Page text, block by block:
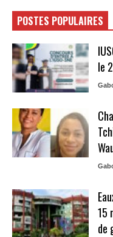
POSTES POPULAIRES
le
15
de